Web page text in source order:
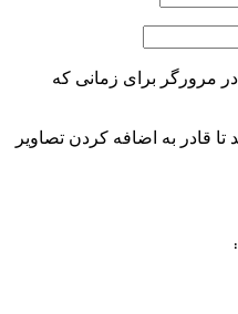
مرورگر برای زمانی که
قادر به اضافه کردن تصاویر